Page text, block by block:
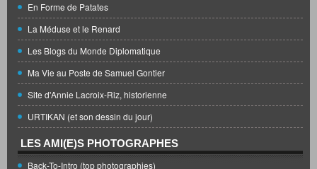
En Forme de Patates
La Méduse et le Renard
Les Blogs du Monde Diplomatique
Ma Vie au Poste de Samuel Gontier
Site d'Annie Lacroix-Riz, historienne
URTIKAN (et son dessin du jour)
LES AMI(E)S PHOTOGRAPHES
Back-To-Intro (top photographies)